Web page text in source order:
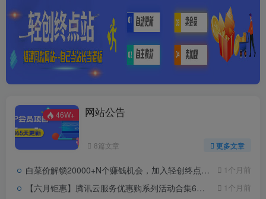
46W+ 网站公告
8篇文章 更多文章
白菜价解锁20000+N个赚钱机会，加入轻创终点站会员，全站资源免费学习。 1个月前
【六月钜惠】腾讯云服务优惠购系列活动合集6月2日更新 1个月前